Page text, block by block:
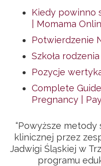
Kiedy powinno
| Momama
Potwierdzenie
Szkoła
Pozycje
Complete
Pregnancy |
“Powyższe
klinicznej przez
Jadwigi Śląskiej w
programu